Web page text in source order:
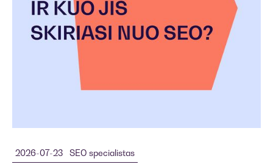
2026-07-23 SEO specialistas